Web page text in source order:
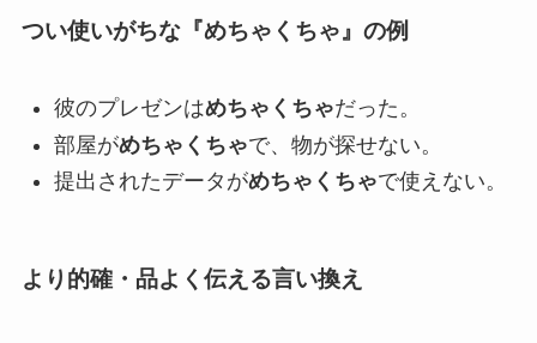
つい使いがちな『めちゃくちゃ』の例
彼のプレゼンはめちゃくちゃだった。
部屋がめちゃくちゃで、物が探せない。
提出されたデータがめちゃくちゃで使えない。
より的確・品よく伝える言い換え